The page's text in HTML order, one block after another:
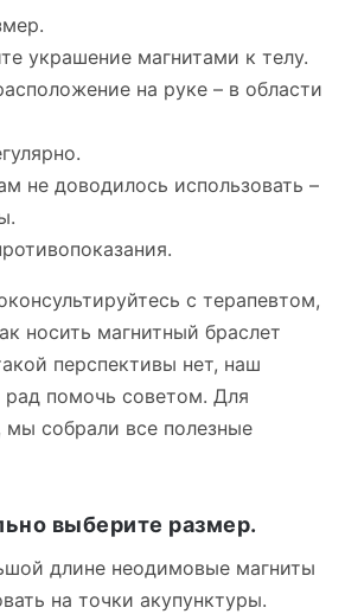
украшение магнитами к телу.
на руке – в области
не доводилось использовать –
с терапевтом,
носить магнитный браслет
перспективы нет, наш
рад помочь советом. Для
собрали все полезные
выберите размер.
длине неодимовые магниты
на точки акупунктуры.